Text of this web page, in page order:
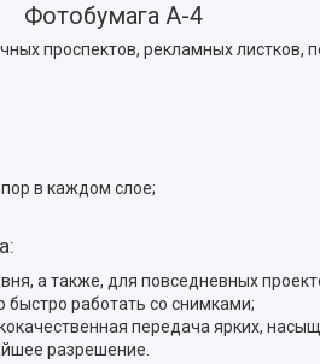
Фотобумага А-4
проспектов, рекламных листков,
в каждом слое;
а также, для повседневных
работать со снимками;
передача ярких,
разрешение.